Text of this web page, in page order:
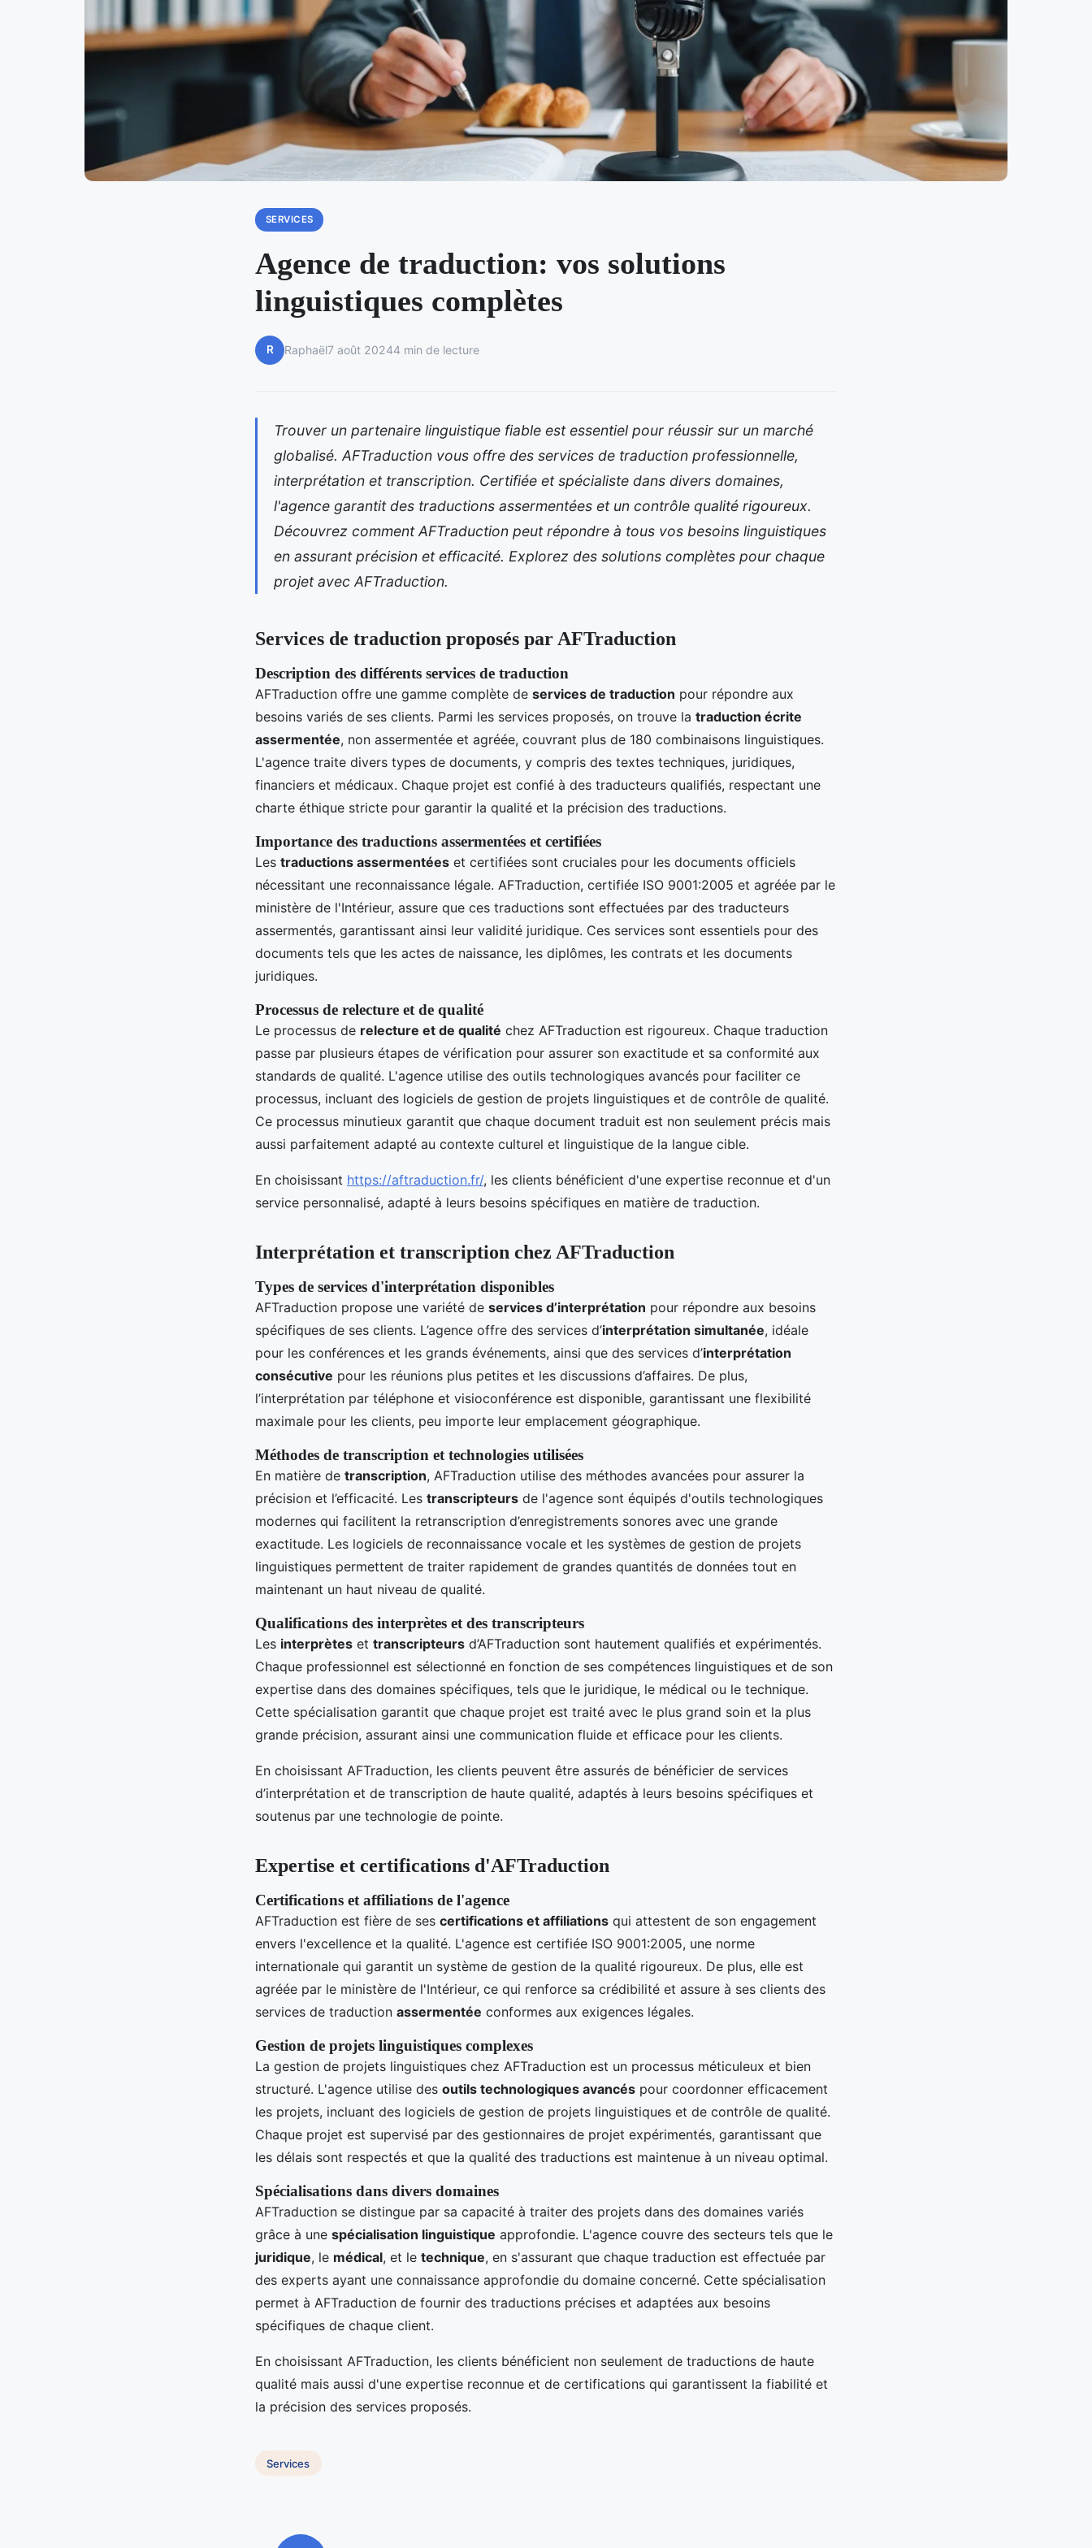
SERVICES
Agence de traduction: vos solutions
linguistiques complètes
R Raphaël7 août 20244 min de lecture
Trouver un partenaire linguistique fiable est essentiel pour réussir sur un marché
globalisé. AFTraduction vous offre des services de traduction professionnelle,
interprétation et transcription. Certifiée et spécialiste dans divers domaines,
l'agence garantit des traductions assermentées et un contrôle qualité rigoureux.
Découvrez comment AFTraduction peut répondre à tous vos besoins linguistiques
en assurant précision et efficacité. Explorez des solutions complètes pour chaque
projet avec AFTraduction.
Services de traduction proposés par AFTraduction
Description des différents services de traduction
AFTraduction offre une gamme complète de services de traduction pour répondre aux
besoins variés de ses clients. Parmi les services proposés, on trouve la traduction écrite
assermentée, non assermentée et agréée, couvrant plus de 180 combinaisons linguistiques.
L'agence traite divers types de documents, y compris des textes techniques, juridiques,
financiers et médicaux. Chaque projet est confié à des traducteurs qualifiés, respectant une
charte éthique stricte pour garantir la qualité et la précision des traductions.
Importance des traductions assermentées et certifiées
Les traductions assermentées et certifiées sont cruciales pour les documents officiels
nécessitant une reconnaissance légale. AFTraduction, certifiée ISO 9001:2005 et agréée par le
ministère de l'Intérieur, assure que ces traductions sont effectuées par des traducteurs
assermentés, garantissant ainsi leur validité juridique. Ces services sont essentiels pour des
documents tels que les actes de naissance, les diplômes, les contrats et les documents
juridiques.
Processus de relecture et de qualité
Le processus de relecture et de qualité chez AFTraduction est rigoureux. Chaque traduction
passe par plusieurs étapes de vérification pour assurer son exactitude et sa conformité aux
standards de qualité. L'agence utilise des outils technologiques avancés pour faciliter ce
processus, incluant des logiciels de gestion de projets linguistiques et de contrôle de qualité.
Ce processus minutieux garantit que chaque document traduit est non seulement précis mais
aussi parfaitement adapté au contexte culturel et linguistique de la langue cible.
En choisissant https://aftraduction.fr/, les clients bénéficient d'une expertise reconnue et d'un
service personnalisé, adapté à leurs besoins spécifiques en matière de traduction.
Interprétation et transcription chez AFTraduction
Types de services d'interprétation disponibles
AFTraduction propose une variété de services d’interprétation pour répondre aux besoins
spécifiques de ses clients. L’agence offre des services d’interprétation simultanée, idéale
pour les conférences et les grands événements, ainsi que des services d’interprétation
consécutive pour les réunions plus petites et les discussions d’affaires. De plus,
l’interprétation par téléphone et visioconférence est disponible, garantissant une flexibilité
maximale pour les clients, peu importe leur emplacement géographique.
Méthodes de transcription et technologies utilisées
En matière de transcription, AFTraduction utilise des méthodes avancées pour assurer la
précision et l’efficacité. Les transcripteurs de l'agence sont équipés d'outils technologiques
modernes qui facilitent la retranscription d’enregistrements sonores avec une grande
exactitude. Les logiciels de reconnaissance vocale et les systèmes de gestion de projets
linguistiques permettent de traiter rapidement de grandes quantités de données tout en
maintenant un haut niveau de qualité.
Qualifications des interprètes et des transcripteurs
Les interprètes et transcripteurs d’AFTraduction sont hautement qualifiés et expérimentés.
Chaque professionnel est sélectionné en fonction de ses compétences linguistiques et de son
expertise dans des domaines spécifiques, tels que le juridique, le médical ou le technique.
Cette spécialisation garantit que chaque projet est traité avec le plus grand soin et la plus
grande précision, assurant ainsi une communication fluide et efficace pour les clients.
En choisissant AFTraduction, les clients peuvent être assurés de bénéficier de services
d’interprétation et de transcription de haute qualité, adaptés à leurs besoins spécifiques et
soutenus par une technologie de pointe.
Expertise et certifications d'AFTraduction
Certifications et affiliations de l'agence
AFTraduction est fière de ses certifications et affiliations qui attestent de son engagement
envers l'excellence et la qualité. L'agence est certifiée ISO 9001:2005, une norme
internationale qui garantit un système de gestion de la qualité rigoureux. De plus, elle est
agréée par le ministère de l'Intérieur, ce qui renforce sa crédibilité et assure à ses clients des
services de traduction assermentée conformes aux exigences légales.
Gestion de projets linguistiques complexes
La gestion de projets linguistiques chez AFTraduction est un processus méticuleux et bien
structuré. L'agence utilise des outils technologiques avancés pour coordonner efficacement
les projets, incluant des logiciels de gestion de projets linguistiques et de contrôle de qualité.
Chaque projet est supervisé par des gestionnaires de projet expérimentés, garantissant que
les délais sont respectés et que la qualité des traductions est maintenue à un niveau optimal.
Spécialisations dans divers domaines
AFTraduction se distingue par sa capacité à traiter des projets dans des domaines variés
grâce à une spécialisation linguistique approfondie. L'agence couvre des secteurs tels que le
juridique, le médical, et le technique, en s'assurant que chaque traduction est effectuée par
des experts ayant une connaissance approfondie du domaine concerné. Cette spécialisation
permet à AFTraduction de fournir des traductions précises et adaptées aux besoins
spécifiques de chaque client.
En choisissant AFTraduction, les clients bénéficient non seulement de traductions de haute
qualité mais aussi d'une expertise reconnue et de certifications qui garantissent la fiabilité et
la précision des services proposés.
Services